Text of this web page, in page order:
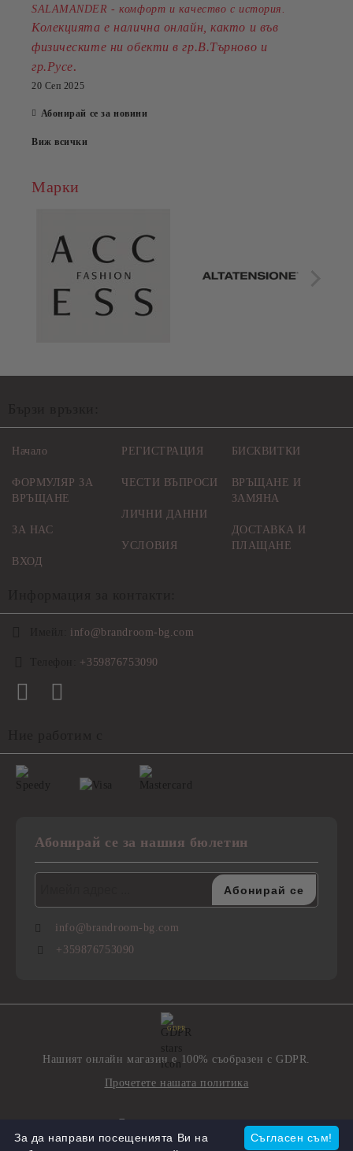
SALAMANDER - комфорт и качество с история.
Колекцията е налична онлайн, както и във
физическите ни обекти в гр.В.Търново и
гр.Русе.
20 Сеп 2025
Абонирай се за новини
Виж всички
Марки
Начало
ФОРМУЛЯР ЗА
ВРЪЩАНЕ
ЗА НАС
ВХОД
РЕГИСТРАЦИЯ
ЧЕСТИ ВЪПРОСИ
ЛИЧНИ ДАННИ
УСЛОВИЯ
БИСКВИТКИ
ВРЪЩАНЕ И
ЗАМЯНА
ДОСТАВКА И
ПЛАЩАНЕ
info@brandroom-bg.com
+359876753090
Абонирай се за нашия бюлетин
info@brandroom-bg.com
+359876753090
GDPR
Нашият онлайн магазин е 100% съобразен с GDPR.
Прочетете нашата политика
Съгласен съм!
За да направи посещенията Ви на